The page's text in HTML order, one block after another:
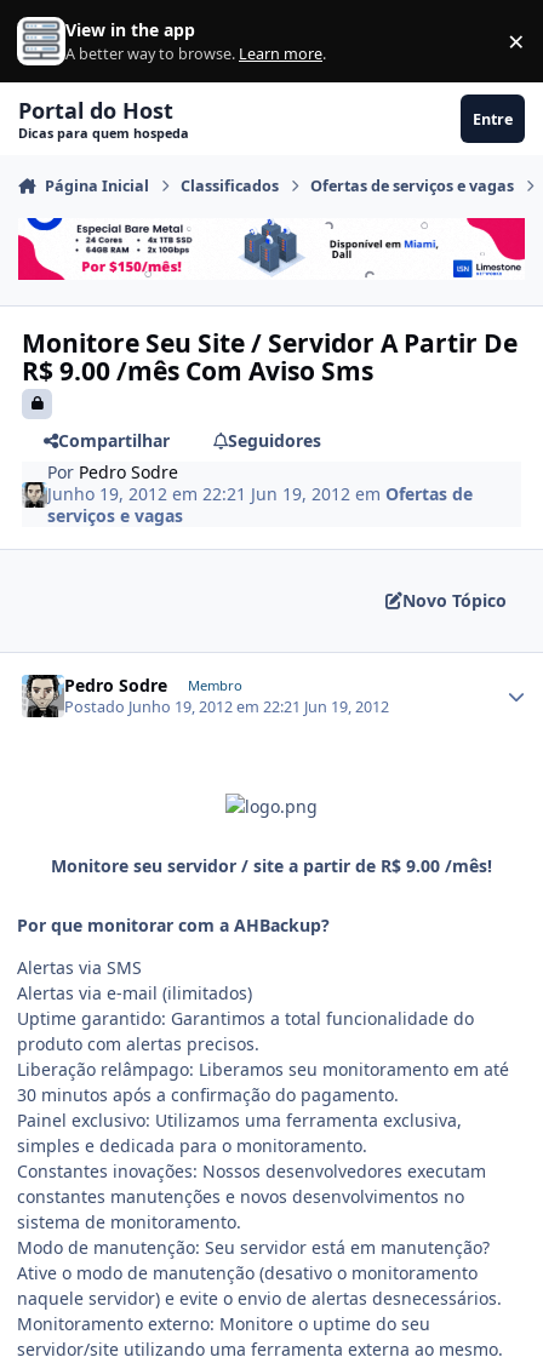
Ir para conteúdo
View in the app
A better way to browse. Learn more. ×
Portal do Host
Dicas para quem hospeda
Entre
Página Inicial Classificados Ofertas de serviços e vagas
Monitore Seu Site / Servidor A Partir De
R$ 9.00 /mês Com Aviso Sms
Compartilhar
Seguidores
Por Pedro Sodre
Junho 19, 2012 em 22:21 Jun 19, 2012 emOfertas de
serviços e vagas
Novo Tópico
Pedro Sodre Membro
Postado Junho 19, 2012 em 22:21 Jun 19, 2012
Monitore seu servidor / site a partir de R$ 9.00 /mês!
Por que monitorar com a AHBackup?
Alertas via SMS
Alertas via e-mail (ilimitados)
Uptime garantido: Garantimos a total funcionalidade do
produto com alertas precisos.
Liberação relâmpago: Liberamos seu monitoramento em até
30 minutos após a confirmação do pagamento.
Painel exclusivo: Utilizamos uma ferramenta exclusiva,
simples e dedicada para o monitoramento.
Constantes inovações: Nossos desenvolvedores executam
constantes manutenções e novos desenvolvimentos no
sistema de monitoramento.
Modo de manutenção: Seu servidor está em manutenção?
Ative o modo de manutenção (desativo o monitoramento
naquele servidor) e evite o envio de alertas desnecessários.
Monitoramento externo: Monitore o uptime do seu
servidor/site utilizando uma ferramenta externa ao mesmo.